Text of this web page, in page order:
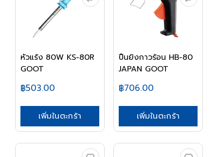
หัวแร้ง 80W KS-80R
GOOT
฿503.00
เพิ่มในตะกร้า
ปืนยิงกาวร้อน HB-80
JAPAN GOOT
฿706.00
เพิ่มในตะกร้า